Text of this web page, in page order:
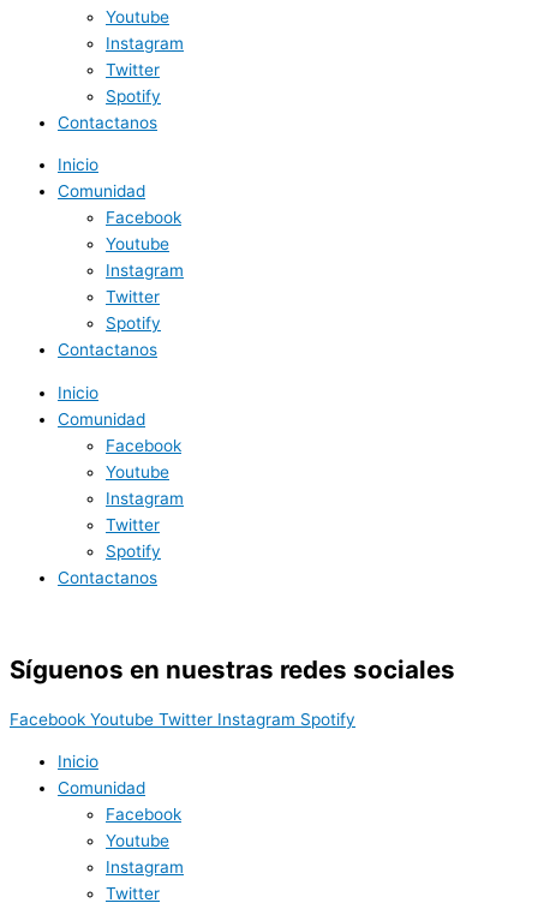
Youtube
Instagram
Twitter
Spotify
Contactanos
Inicio
Comunidad
Facebook
Youtube
Instagram
Twitter
Spotify
Contactanos
Inicio
Comunidad
Facebook
Youtube
Instagram
Twitter
Spotify
Contactanos
Síguenos en nuestras redes sociales
Facebook Youtube Twitter Instagram Spotify
Inicio
Comunidad
Facebook
Youtube
Instagram
Twitter